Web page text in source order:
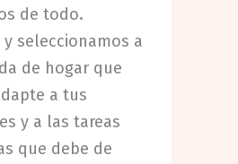
de todo.
y seleccionamos a
de hogar que
a tus
y a las tareas
que debe de